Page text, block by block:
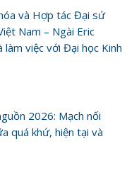
và Hợp tác Đại sứ
Nam – Ngài Eric
làm việc với Đại học Kinh
2026: Mạch nối
quá khứ, hiện tại và